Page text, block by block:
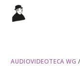
AUDIOVIDEOTECA WG